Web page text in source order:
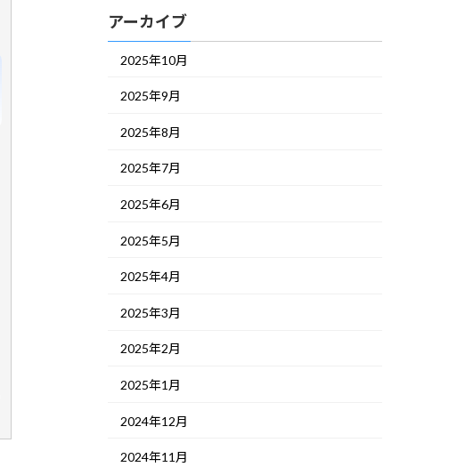
アーカイブ
2025年10月
2025年9月
2025年8月
2025年7月
2025年6月
2025年5月
2025年4月
2025年3月
2025年2月
2025年1月
2024年12月
2024年11月